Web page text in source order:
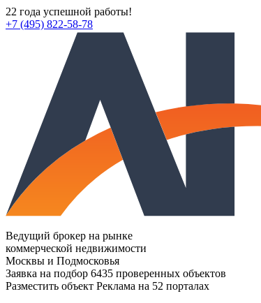
22 года успешной работы!
+7 (495) 822-58-78
Ведущий брокер на рынке
коммерческой недвижимости
Москвы и Подмосковья
Заявка на подбор 6435 проверенных объектов
Разместить объект Реклама на 52 порталах